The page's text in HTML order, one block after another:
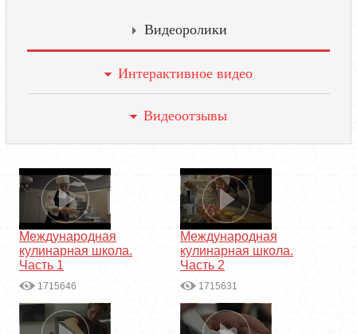
Видеоролики
Интерактивное видео
Видеоотзывы
Международная
кулинарная школа.
Часть 1
1715646
Международная
кулинарная школа.
Часть 2
1715631